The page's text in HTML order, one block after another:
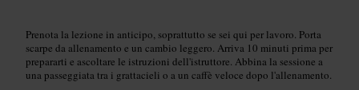
Prenota la lezione in anticipo, soprattutto se sei qui per lavoro. Porta
scarpe da allenamento e un cambio leggero. Arriva 10 minuti prima per
prepararti e ascoltare le istruzioni dell'istruttore. Abbina la sessione a
una passeggiata tra i grattacieli o a un caffè veloce dopo l'allenamento.